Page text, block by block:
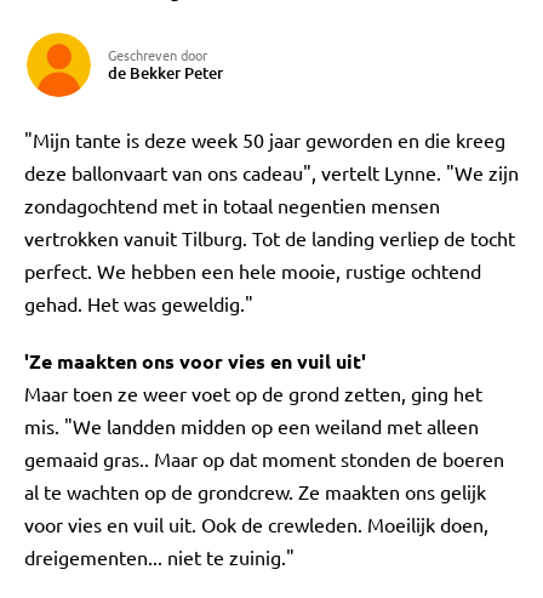
Geschreven door
de Bekker Peter
"Mijn tante is deze week 50 jaar geworden en die kreeg
deze ballonvaart van ons cadeau", vertelt Lynne. "We zijn
zondagochtend met in totaal negentien mensen
vertrokken vanuit Tilburg. Tot de landing verliep de tocht
perfect. We hebben een hele mooie, rustige ochtend
gehad. Het was geweldig."
'Ze maakten ons voor vies en vuil uit'
Maar toen ze weer voet op de grond zetten, ging het
mis. "We landden midden op een weiland met alleen
gemaaid gras.. Maar op dat moment stonden de boeren
al te wachten op de grondcrew. Ze maakten ons gelijk
voor vies en vuil uit. Ook de crewleden. Moeilijk doen,
dreigementen... niet te zuinig."